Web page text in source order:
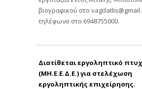
βιογραφικού στο
τηλέφωνο στο 6948755000.
Διατίθεται εργοληπτικό
(ΜΗ.Ε.Ε.Δ.Ε.) για στελέχωση
εργοληπτικής επιχείρησης.